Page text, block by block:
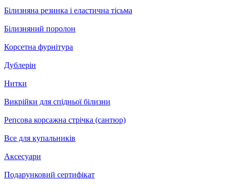
Білизняна резинка і еластична тісьма
Білизняний поролон
Корсетна фурнітура
Дублерін
Нитки
Викрійки для спідньої білизни
Репсова корсажна стрічка (сантюр)
Все для купальників
Аксесуари
Подарунковий сертифікат